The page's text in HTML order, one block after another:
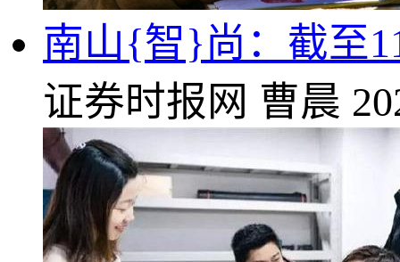
南山{智}尚：截至
证券时报网 曹晨